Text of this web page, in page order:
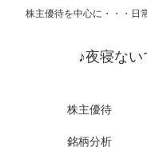
株主優待を中心に・・・日
♪夜寝な
株主優待
銘柄分析